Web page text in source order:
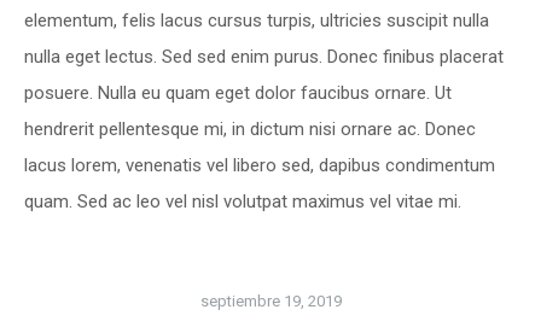
elementum, felis lacus cursus turpis, ultricies suscipit nulla
nulla eget lectus. Sed sed enim purus. Donec finibus placerat
posuere. Nulla eu quam eget dolor faucibus ornare. Ut
hendrerit pellentesque mi, in dictum nisi ornare ac. Donec
lacus lorem, venenatis vel libero sed, dapibus condimentum
quam. Sed ac leo vel nisl volutpat maximus vel vitae mi.
septiembre 19, 2019